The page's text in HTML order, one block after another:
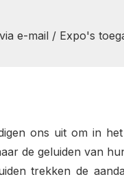
e-mail / Expo's
ons uit om in
de geluiden van
trekken de